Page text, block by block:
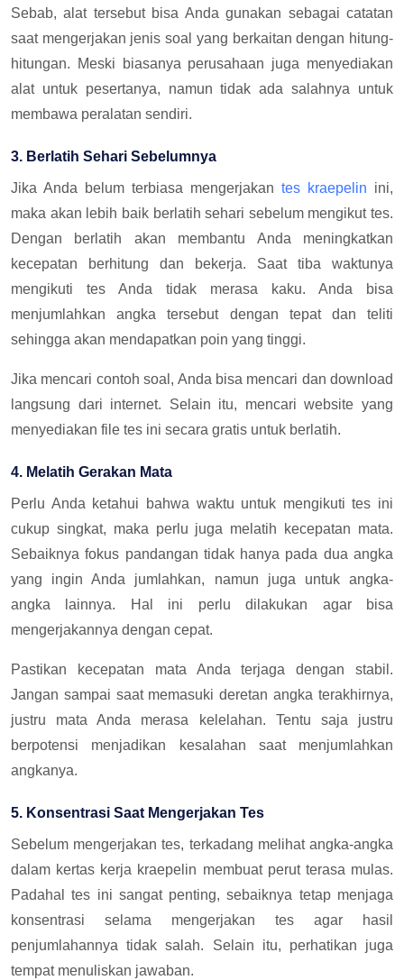
Sebab, alat tersebut bisa Anda gunakan sebagai catatan
saat mengerjakan jenis soal yang berkaitan dengan hitung-
hitungan. Meski biasanya perusahaan juga menyediakan
alat untuk pesertanya, namun tidak ada salahnya untuk
membawa peralatan sendiri.
3. Berlatih Sehari Sebelumnya
Jika Anda belum terbiasa mengerjakan tes kraepelin ini,
maka akan lebih baik berlatih sehari sebelum mengikut tes.
Dengan berlatih akan membantu Anda meningkatkan
kecepatan berhitung dan bekerja. Saat tiba waktunya
mengikuti tes Anda tidak merasa kaku. Anda bisa
menjumlahkan angka tersebut dengan tepat dan teliti
sehingga akan mendapatkan poin yang tinggi.
Jika mencari contoh soal, Anda bisa mencari dan download
langsung dari internet. Selain itu, mencari website yang
menyediakan file tes ini secara gratis untuk berlatih.
4. Melatih Gerakan Mata
Perlu Anda ketahui bahwa waktu untuk mengikuti tes ini
cukup singkat, maka perlu juga melatih kecepatan mata.
Sebaiknya fokus pandangan tidak hanya pada dua angka
yang ingin Anda jumlahkan, namun juga untuk angka-
angka lainnya. Hal ini perlu dilakukan agar bisa
mengerjakannya dengan cepat.
Pastikan kecepatan mata Anda terjaga dengan stabil.
Jangan sampai saat memasuki deretan angka terakhirnya,
justru mata Anda merasa kelelahan. Tentu saja justru
berpotensi menjadikan kesalahan saat menjumlahkan
angkanya.
5. Konsentrasi Saat Mengerjakan Tes
Sebelum mengerjakan tes, terkadang melihat angka-angka
dalam kertas kerja kraepelin membuat perut terasa mulas.
Padahal tes ini sangat penting, sebaiknya tetap menjaga
konsentrasi selama mengerjakan tes agar hasil
penjumlahannya tidak salah. Selain itu, perhatikan juga
tempat menuliskan jawaban.